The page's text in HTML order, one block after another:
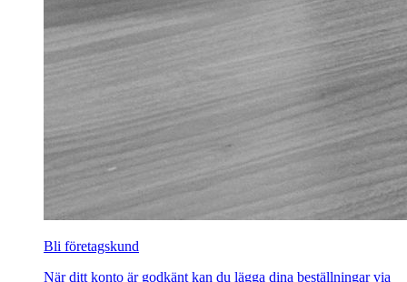
Bli företagskund
När ditt konto är godkänt kan du lägga dina beställningar via